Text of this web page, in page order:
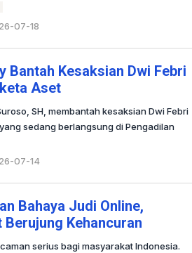
07-18
Bantah Kesaksian Dwi Febri
Aset
SH, membantah kesaksian Dwi Febri
sedang berlangsung di Pengadilan
07-14
Bahaya Judi Online,
Berujung Kehancuran
serius bagi masyarakat Indonesia.